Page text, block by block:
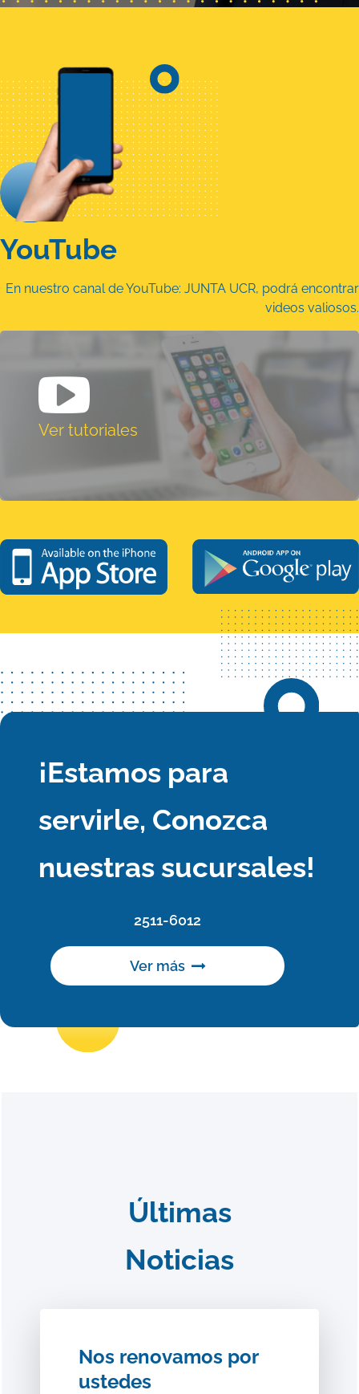
YouTube
En nuestro canal de YouTube: JUNTA UCR, podrá encontrar
videos valiosos.
Ver tutoriales
¡Estamos para
servirle, Conozca
nuestras sucursales!
2511-6012
Ver más
Últimas
Noticias
Nos renovamos por
ustedes